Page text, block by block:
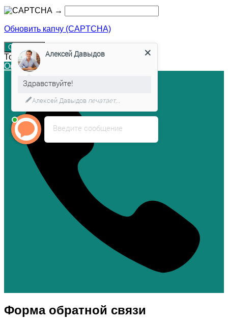
→
Обновить капчу (CAPTCHA)
Товар в корзине!
Оформление заказа
Форма обратной связи
Введите сообщение
Алексей Давыдов
Здравствуйте!
Алексей Давыдов печатает...